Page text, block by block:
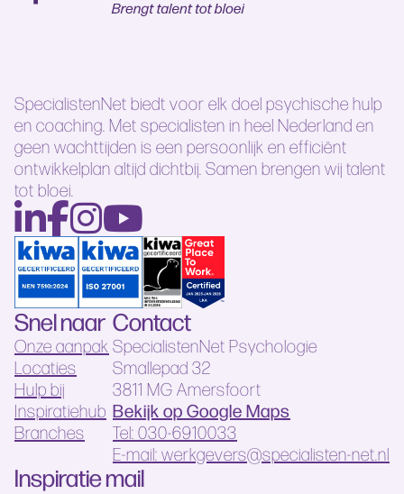
SpecialistenNet biedt voor elk doel psychische hulp
en coaching. Met specialisten in heel Nederland en
geen wachttijden is een persoonlijk en efficiënt
ontwikkelplan altijd dichtbij. Samen brengen wij talent
tot bloei.
Snel naar
Onze aanpak
Locaties
Hulp bij
Inspiratiehub
Branches
Contact
SpecialistenNet Psychologie
Smallepad 32
3811 MG Amersfoort
Bekijk op Google Maps
Tel: 030-6910033
E-mail: werkgevers@specialisten-net.nl
Inspiratie mail